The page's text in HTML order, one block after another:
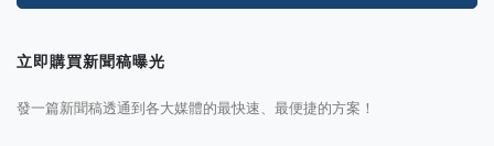
立即購買新聞稿曝光
發一篇新聞稿透通到各大媒體的最快速、最便捷的方案！